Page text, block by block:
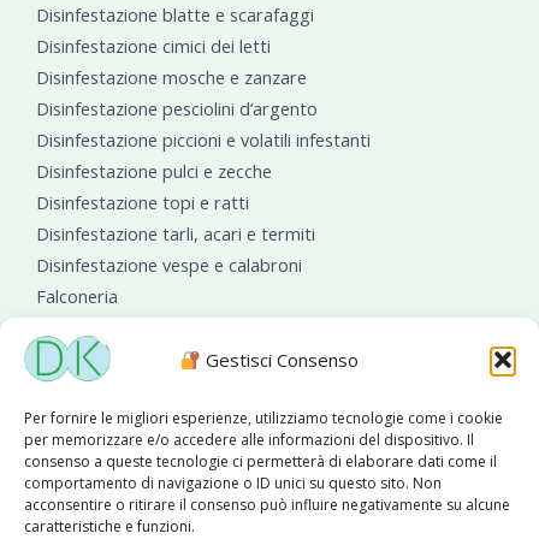
Gestisci Consenso
Per fornire le migliori esperienze, utilizziamo tecnologie come i cookie
per memorizzare e/o accedere alle informazioni del dispositivo. Il
consenso a queste tecnologie ci permetterà di elaborare dati come il
comportamento di navigazione o ID unici su questo sito. Non
acconsentire o ritirare il consenso può influire negativamente su alcune
caratteristiche e funzioni.
Disinfestazione blatte e scarafaggi
Disinfestazione cimici dei letti
Disinfestazione mosche e zanzare
Disinfestazione pesciolini d’argento
Disinfestazione piccioni e volatili infestanti
Disinfestazione pulci e zecche
Disinfestazione topi e ratti
Disinfestazione tarli, acari e termiti
Disinfestazione vespe e calabroni
Falconeria